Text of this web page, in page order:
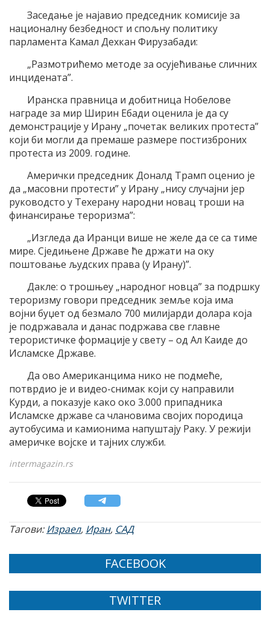
Заседање је најавио председник комисије за
националну безбедност и спољну политику
парламента Камал Дехкан Фирузабади:
„Размотрићемо методе за осујећивање сличних
инцидената”.
Иранска правница и добитница Нобелове
награде за мир Ширин Ебади оценила је да су
демонстрације у Ирану „почетак великих протеста”
који би могли да премаше размере постизброних
протеста из 2009. године.
Амерички председник Доналд Трамп оценио је
да „масовни протести” у Ирану „нису случајни јер
руководсто у Техерану народни новац троши на
финансирање тероризма”:
„Изгледа да Иранци више не желе да се са тиме
мире. Сједињене Државе ће држати на оку
поштовање људских права (у Ирану)”.
Дакле: о трошњеу „народног новца” за подршку
тероризму говори председник земље која има
војни буџет од безмало 700 милијарди долара која
је подржавала и данас подржава све главне
терористичке формације у свету – од Ал Каиде до
Исламске Државе.
Да ово Американцима нико не подмеће,
потврдио је и видео-снимак који су направили
Курди, а показује како око 3.000 припадника
Исламске државе са члановима својих породица
аутобусима и камионима напуштају Раку. У режији
америчке војске и тајних служби.
intermagazin.rs
Тагови:Израел, Иран, САД
FACEBOOK
TWITTER